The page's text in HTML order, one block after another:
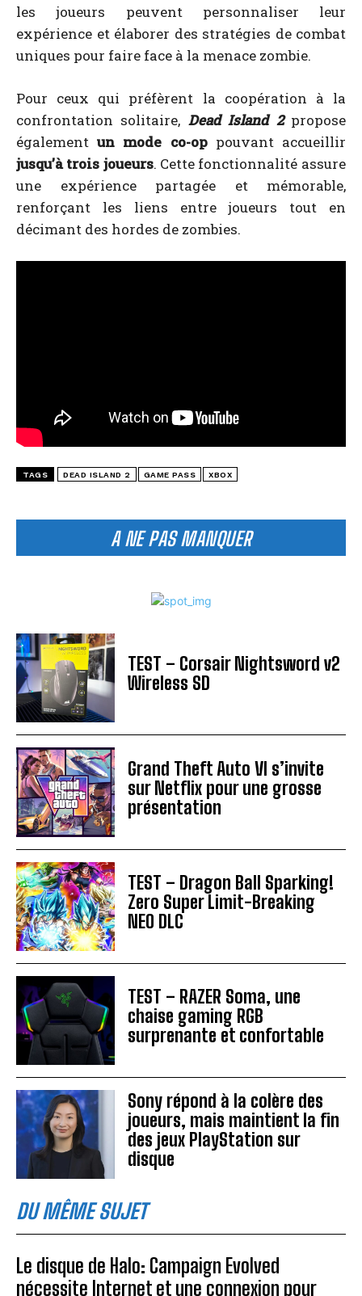
A NE PAS MANQUER
TEST – Corsair Nightsword v2
Wireless SD
Grand Theft Auto VI s’invite
sur Netflix pour une grosse
présentation
TEST – Dragon Ball Sparking!
Zero Super Limit-Breaking
NEO DLC
TEST – RAZER Soma, une
chaise gaming RGB
surprenante et confortable
Sony répond à la colère des
joueurs, mais maintient la fin
des jeux PlayStation sur
disque
DU MÊME SUJET
Le disque de Halo: Campaign Evolved
nécessite Internet et une connexion pour
les joueurs peuvent personnaliser leur
expérience et élaborer des stratégies de combat
uniques pour faire face à la menace zombie.
Pour ceux qui préfèrent la coopération à la
confrontation solitaire, Dead Island 2propose
égalementun mode co-oppouvant accueillir
jusqu’à trois joueurs. Cette fonctionnalité assure
une expérience partagée et mémorable,
renforçant les liens entre joueurs tout en
décimant des hordes de zombies.
TAGS DEAD ISLAND 2 GAME PASS XBOX